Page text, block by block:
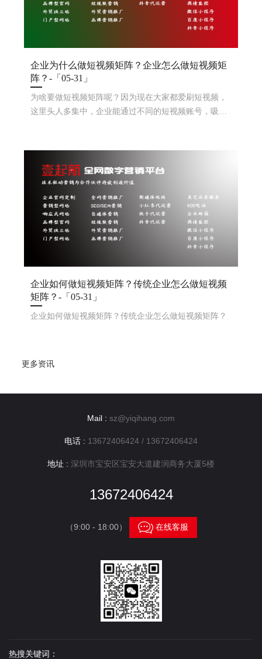
企业为什么做短视频矩阵？企业怎么做短视频矩
阵？-「05-31」
为啥要做短视频矩阵呢？因为现在大家都爱刷短视频，
这里头人多集中，企业能通过不同的短视频账号，吸引
个火的短视频平台，像 、快手啊，都开上号，覆盖广点
企业如何做短视频矩阵？传统企业怎么做短视频
矩阵？-「05-31」
企业如何做短视频矩阵？传统企业怎么做短视频矩阵？
更多资讯
Mail : sz@yiqihang.com
电话 : 13672406424 / 13672406424
地址 : 深圳市宝安区宝安大道建润商务大厦5楼
13672406424
（9:00 - 18:00） 在线客服
热搜关键词：